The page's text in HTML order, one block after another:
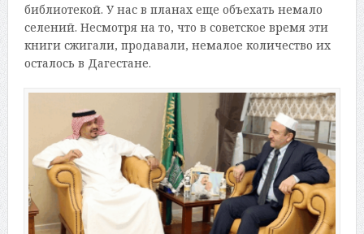
библиотекой. У нас в планах еще объехать немало
селений. Несмотря на то, что в советское время эти
книги сжигали, продавали, немалое количество их
осталось в Дагестане.